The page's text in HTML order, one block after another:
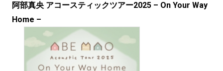
阿部真央 アコースティックツアー2025 – On Your Way
Home –